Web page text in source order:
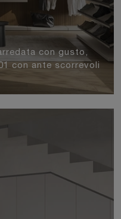
con gusto,
con ante scorrevoli